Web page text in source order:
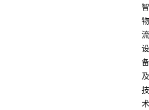
智
物
流
设
备
及
技
术